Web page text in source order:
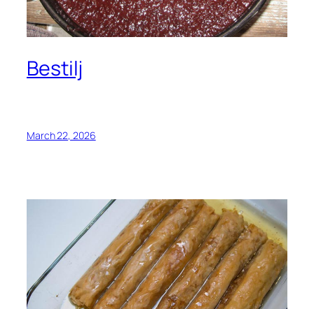
Bestilj
March 22, 2026